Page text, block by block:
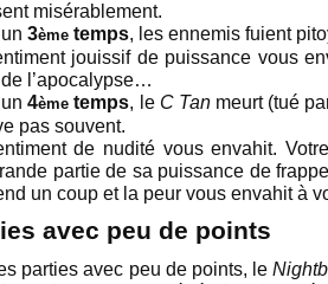
misérablement.
3ème temps, les ennemis fuient
jouissif de puissance vous
l’apocalypse…
un4ème temps, le C Tanmeurt (tué
pas souvent.
de nudité vous envahit.
partie de sa puissance de
un coup et la peur vous envahit à
avec peu de points
parties avec peu de points, le